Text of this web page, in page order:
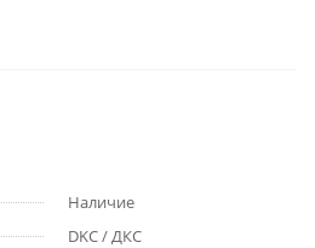
Наличие
DKC / ДКС